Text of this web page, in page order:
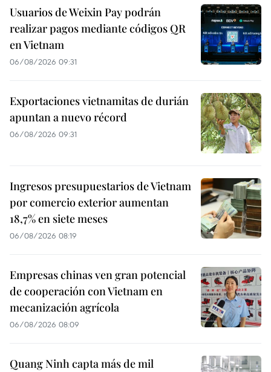
Usuarios de Weixin Pay podrán
realizar pagos mediante códigos QR
en Vietnam
06/08/2026 09:31
Exportaciones vietnamitas de durián
apuntan a nuevo récord
06/08/2026 09:31
Ingresos presupuestarios de Vietnam
por comercio exterior aumentan
18,7% en siete meses
06/08/2026 08:19
Empresas chinas ven gran potencial
de cooperación con Vietnam en
mecanización agrícola
06/08/2026 08:09
Quang Ninh capta más de mil